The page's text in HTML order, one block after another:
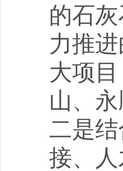
的石
力推
大项
山、
二是
接、